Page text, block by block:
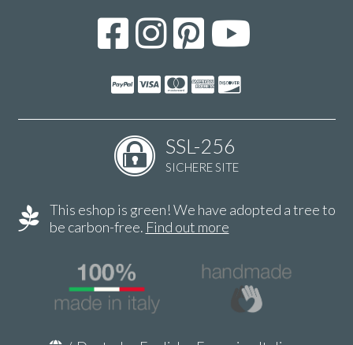
SSL-256
SICHERE SITE
This eshop is green! We have adopted a tree to
be carbon-free. Find out more